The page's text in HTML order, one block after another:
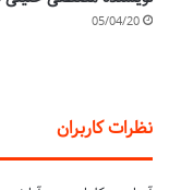
05/04/20
نظرات کاربران